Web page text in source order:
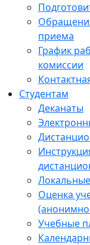
приема
График
комиссии
Студентам
Деканаты
Оценка
Учебные